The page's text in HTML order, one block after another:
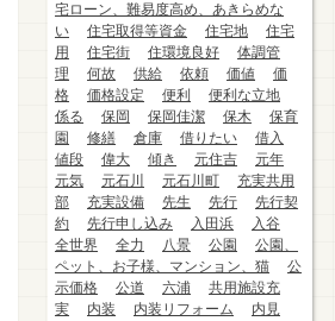
宅ローン、難易度高め、あきらめな
い
住宅取得等資金 住宅地
住宅
用
住宅街 住環境良好
体調管
理
何故 供給 依頼 価値
価
格
価格設定 便利
便利な立地
係る
保岡 保岡佳潔 保木
保育
園
修繕 倉庫 借りたい
借入
値段
偉大 傾き 元住吉
元年
元気
元石川 元石川町
充実共用
部
充実設備 先生 先行
先行契
約
先行申し込み 入田浜
入谷
全世界
全力 八景 公園
公園、
ペット、お子様、マンション、猫
公
示価格
公道 六浦
共用施設充
実
内装 内装リフォーム
内見